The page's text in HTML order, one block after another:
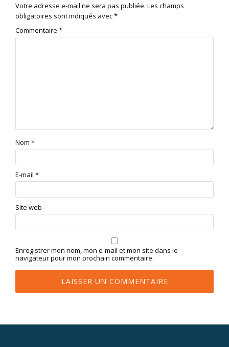
Votre adresse e-mail ne sera pas publiée. Les champs
obligatoires sont indiqués avec*
Commentaire *
Nom *
E-mail *
Site web
Enregistrer mon nom, mon e-mail et mon site dans le
navigateur pour mon prochain commentaire.